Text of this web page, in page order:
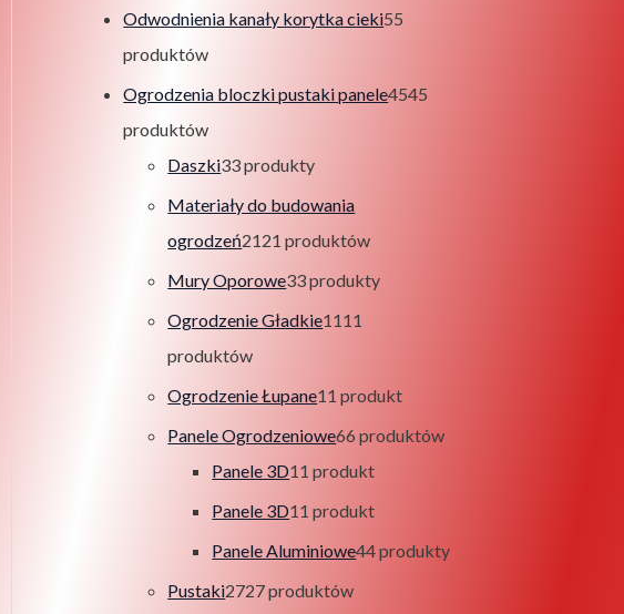
Odwodnienia kanały korytka cieki55
produktów
Ogrodzenia bloczki pustaki panele4545
produktów
Daszki33 produkty
Materiały do budowania
ogrodzeń2121 produktów
Mury Oporowe33 produkty
Ogrodzenie Gładkie1111
produktów
Ogrodzenie Łupane11 produkt
Panele Ogrodzeniowe66 produktów
Panele 3D11 produkt
Panele 3D11 produkt
Panele Aluminiowe44 produkty
Pustaki2727 produktów